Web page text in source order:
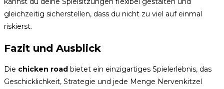
gleichzeitig sicherstellen, dass du nicht zu viel auf einmal
riskierst.
Fazit und Ausblick
Die chicken road bietet ein einzigartiges Spielerlebnis, das
Geschicklichkeit, Strategie und jede Menge Nervenkitzel